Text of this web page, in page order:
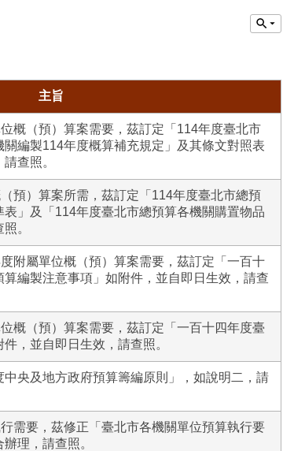
主旨
概（預）算案需要，茲訂定「114年度臺北市
編製114年度概算補充規定」及其條文對照表
查照。
預）算案所需，茲訂定「114年度臺北市總預
」及「114年度臺北市總預算各機關購置物品
。
附屬單位概（預）算案需要，茲訂定「一百十
編製注意事項」如附件，並自即日生效，請查
概（預）算案需要，茲訂定「一百十四年度臺
，並自即日生效，請查照。
央及地方政府預算籌編原則」，如說明二，請
需要，茲修正「臺北市各機關單位預算執行要
理，請查照。